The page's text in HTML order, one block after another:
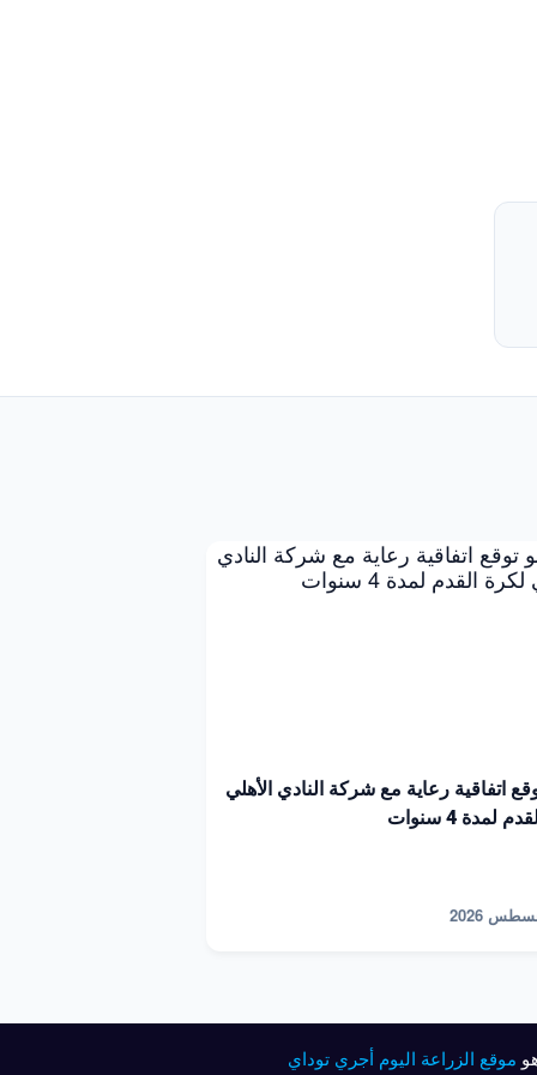
توقع اتفاقية رعاية مع شركة النادي الأهلي
لمدة 4 سنوات
موقع الزراعة اليوم أجري توداي